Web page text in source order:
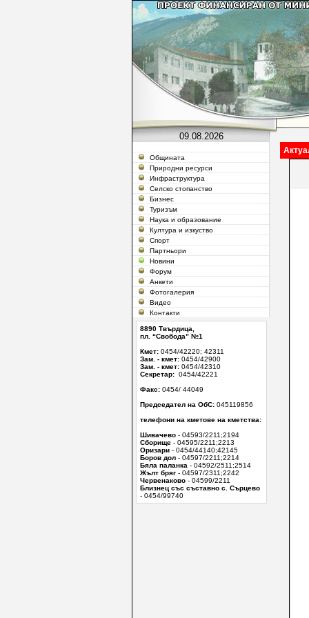
09.08.2026
Общината
Природни ресурси
Инфраструктура
Селско стопанство
Бизнес
Туризъм
Наука и образование
Култура и изкуство
Спорт
Партньори
Новини
Форум
Анкети
Фотогалерия
Видео
Контакти
8890 Твърдица,
пл. “Свобода” №1
Кмет:0454/42220; 42311
Зам. - кмет:0454/42900
Зам. - кмет:0454/42310
Секретар:0454/42221
Факс:0454/ 44049
Председател на ОбС:045119856
телефони на кметове на кметства:
Шивачево- 04593/2211;2194
Сборище- 04595/2211;2213
Оризари- 0454/44140;42145
Боров дол- 04597/2211;2214
Бяла паланка - 04592/2511;2514
Жълт бряг- 04597/2311;2242
Червенаковo- 04599/2211
Близнец със съставно с. Сърцево
- 0454/99740